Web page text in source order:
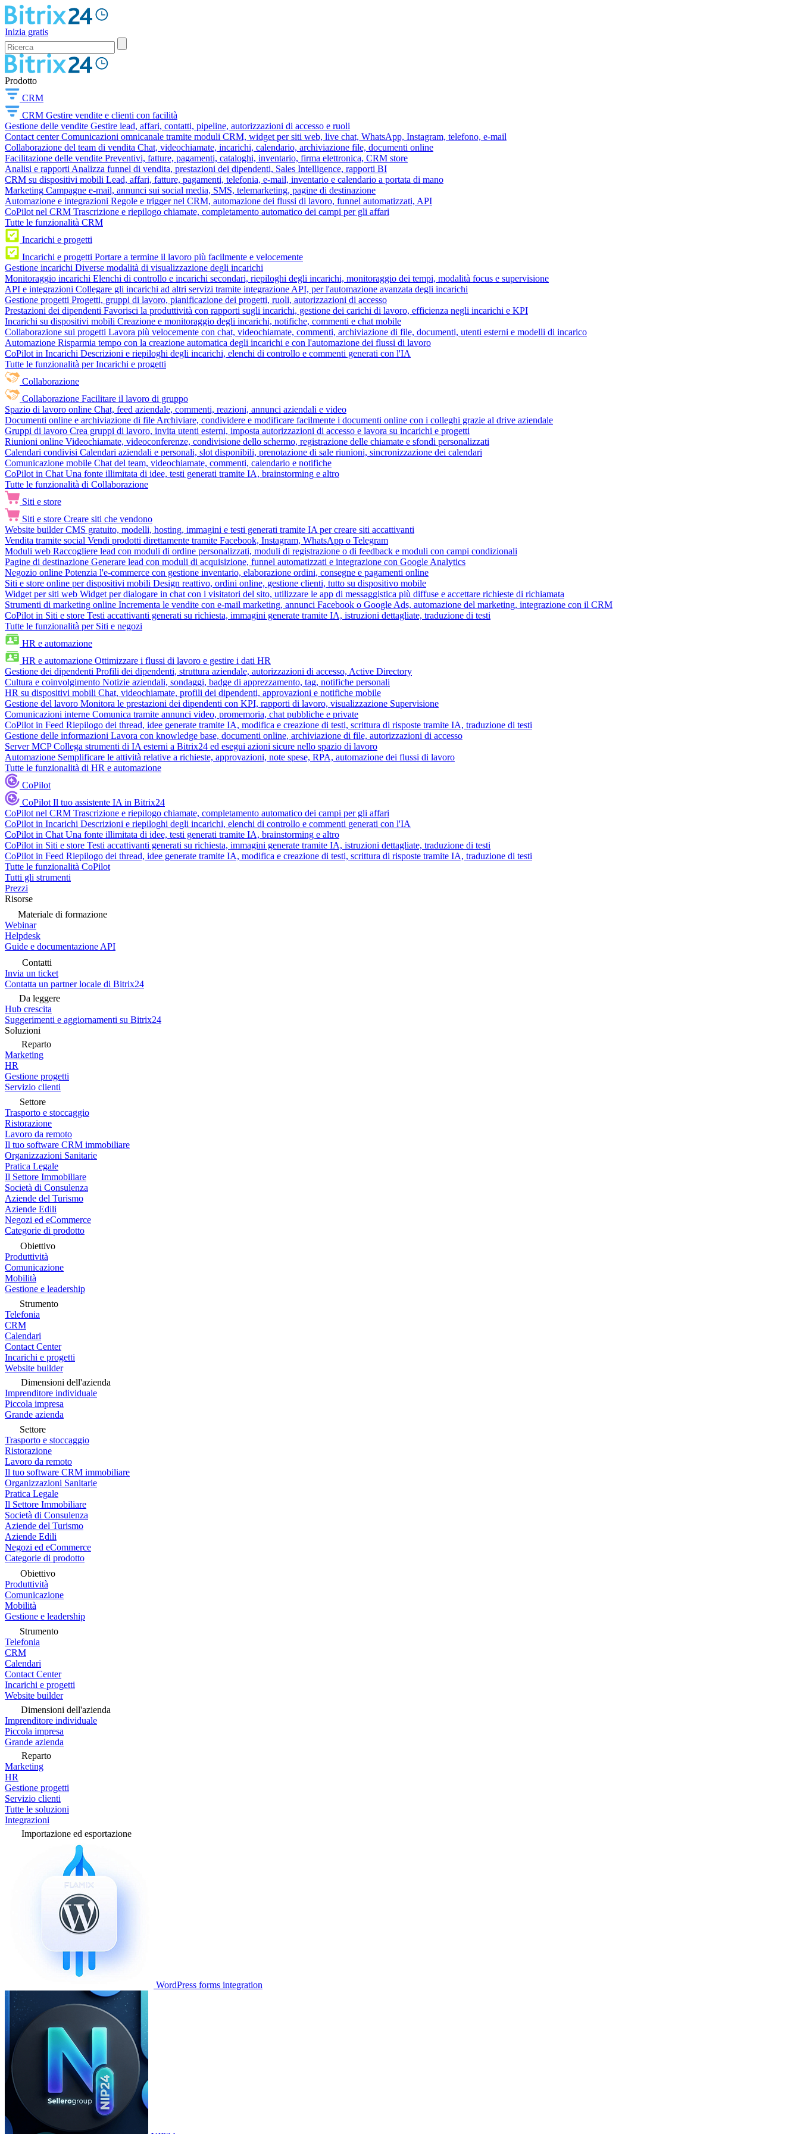
Inizia gratis
Prodotto
CRM
CRM Gestire vendite e clienti con facilità
Gestione delle vendite Gestire lead, affari, contatti, pipeline, autorizzazioni di accesso e ruoli
Contact center Comunicazioni omnicanale tramite moduli CRM, widget per siti web, live chat, WhatsApp, Instagram, telefono, e-mail
Collaborazione del team di vendita Chat, videochiamate, incarichi, calendario, archiviazione file, documenti online
Facilitazione delle vendite Preventivi, fatture, pagamenti, cataloghi, inventario, firma elettronica, CRM store
Analisi e rapporti Analizza funnel di vendita, prestazioni dei dipendenti, Sales Intelligence, rapporti BI
CRM su dispositivi mobili Lead, affari, fatture, pagamenti, telefonia, e-mail, inventario e calendario a portata di mano
Marketing Campagne e-mail, annunci sui social media, SMS, telemarketing, pagine di destinazione
Automazione e integrazioni Regole e trigger nel CRM, automazione dei flussi di lavoro, funnel automatizzati, API
CoPilot nel CRM Trascrizione e riepilogo chiamate, completamento automatico dei campi per gli affari
Tutte le funzionalità CRM
Incarichi e progetti
Incarichi e progetti Portare a termine il lavoro più facilmente e velocemente
Gestione incarichi Diverse modalità di visualizzazione degli incarichi
Monitoraggio incarichi Elenchi di controllo e incarichi secondari, riepiloghi degli incarichi, monitoraggio dei tempi, modalità focus e supervisione
API e integrazioni Collegare gli incarichi ad altri servizi tramite integrazione API, per l'automazione avanzata degli incarichi
Gestione progetti Progetti, gruppi di lavoro, pianificazione dei progetti, ruoli, autorizzazioni di accesso
Prestazioni dei dipendenti Favorisci la produttività con rapporti sugli incarichi, gestione dei carichi di lavoro, efficienza negli incarichi e KPI
Incarichi su dispositivi mobili Creazione e monitoraggio degli incarichi, notifiche, commenti e chat mobile
Collaborazione sui progetti Lavora più velocemente con chat, videochiamate, commenti, archiviazione di file, documenti, utenti esterni e modelli di incarico
Automazione Risparmia tempo con la creazione automatica degli incarichi e con l'automazione dei flussi di lavoro
CoPilot in Incarichi Descrizioni e riepiloghi degli incarichi, elenchi di controllo e commenti generati con l'IA
Tutte le funzionalità per Incarichi e progetti
Collaborazione
Collaborazione Facilitare il lavoro di gruppo
Spazio di lavoro online Chat, feed aziendale, commenti, reazioni, annunci aziendali e video
Documenti online e archiviazione di file Archiviare, condividere e modificare facilmente i documenti online con i colleghi grazie al drive aziendale
Gruppi di lavoro Crea gruppi di lavoro, invita utenti esterni, imposta autorizzazioni di accesso e lavora su incarichi e progetti
Riunioni online Videochiamate, videoconferenze, condivisione dello schermo, registrazione delle chiamate e sfondi personalizzati
Calendari condivisi Calendari aziendali e personali, slot disponibili, prenotazione di sale riunioni, sincronizzazione dei calendari
Comunicazione mobile Chat del team, videochiamate, commenti, calendario e notifiche
CoPilot in Chat Una fonte illimitata di idee, testi generati tramite IA, brainstorming e altro
Tutte le funzionalità di Collaborazione
Siti e store
Siti e store Creare siti che vendono
Website builder CMS gratuito, modelli, hosting, immagini e testi generati tramite IA per creare siti accattivanti
Vendita tramite social Vendi prodotti direttamente tramite Facebook, Instagram, WhatsApp o Telegram
Moduli web Raccogliere lead con moduli di ordine personalizzati, moduli di registrazione o di feedback e moduli con campi condizionali
Pagine di destinazione Generare lead con moduli di acquisizione, funnel automatizzati e integrazione con Google Analytics
Negozio online Potenzia l'e-commerce con gestione inventario, elaborazione ordini, consegne e pagamenti online
Siti e store online per dispositivi mobili Design reattivo, ordini online, gestione clienti, tutto su dispositivo mobile
Widget per siti web Widget per dialogare in chat con i visitatori del sito, utilizzare le app di messaggistica più diffuse e accettare richieste di richiamata
Strumenti di marketing online Incrementa le vendite con e-mail marketing, annunci Facebook o Google Ads, automazione del marketing, integrazione con il CRM
CoPilot in Siti e store Testi accattivanti generati su richiesta, immagini generate tramite IA, istruzioni dettagliate, traduzione di testi
Tutte le funzionalità per Siti e negozi
HR e automazione
HR e automazione Ottimizzare i flussi di lavoro e gestire i dati HR
Gestione dei dipendenti Profili dei dipendenti, struttura aziendale, autorizzazioni di accesso, Active Directory
Cultura e coinvolgimento Notizie aziendali, sondaggi, badge di apprezzamento, tag, notifiche personali
HR su dispositivi mobili Chat, videochiamate, profili dei dipendenti, approvazioni e notifiche mobile
Gestione del lavoro Monitora le prestazioni dei dipendenti con KPI, rapporti di lavoro, visualizzazione Supervisione
Comunicazioni interne Comunica tramite annunci video, promemoria, chat pubbliche e private
CoPilot in Feed Riepilogo dei thread, idee generate tramite IA, modifica e creazione di testi, scrittura di risposte tramite IA, traduzione di testi
Gestione delle informazioni Lavora con knowledge base, documenti online, archiviazione di file, autorizzazioni di accesso
Server MCP Collega strumenti di IA esterni a Bitrix24 ed esegui azioni sicure nello spazio di lavoro
Automazione Semplificare le attività relative a richieste, approvazioni, note spese, RPA, automazione dei flussi di lavoro
Tutte le funzionalità di HR e automazione
CoPilot
CoPilot Il tuo assistente IA in Bitrix24
CoPilot nel CRM Trascrizione e riepilogo chiamate, completamento automatico dei campi per gli affari
CoPilot in Incarichi Descrizioni e riepiloghi degli incarichi, elenchi di controllo e commenti generati con l'IA
CoPilot in Chat Una fonte illimitata di idee, testi generati tramite IA, brainstorming e altro
CoPilot in Siti e store Testi accattivanti generati su richiesta, immagini generate tramite IA, istruzioni dettagliate, traduzione di testi
CoPilot in Feed Riepilogo dei thread, idee generate tramite IA, modifica e creazione di testi, scrittura di risposte tramite IA, traduzione di testi
Tutte le funzionalità CoPilot
Tutti gli strumenti
Prezzi
Risorse
Materiale di formazione
Webinar
Helpdesk
Guide e documentazione API
Contatti
Invia un ticket
Contatta un partner locale di Bitrix24
Da leggere
Hub crescita
Suggerimenti e aggiornamenti su Bitrix24
Soluzioni
Reparto
Marketing
HR
Gestione progetti
Servizio clienti
Settore
Trasporto e stoccaggio
Ristorazione
Lavoro da remoto
Il tuo software CRM immobiliare
Organizzazioni Sanitarie
Pratica Legale
Il Settore Immobiliare
Società di Consulenza
Aziende del Turismo
Aziende Edili
Negozi ed eCommerce
Categorie di prodotto
Obiettivo
Produttività
Comunicazione
Mobilità
Gestione e leadership
Strumento
Telefonia
CRM
Calendari
Contact Center
Incarichi e progetti
Website builder
Dimensioni dell'azienda
Imprenditore individuale
Piccola impresa
Grande azienda
Settore
Trasporto e stoccaggio
Ristorazione
Lavoro da remoto
Il tuo software CRM immobiliare
Organizzazioni Sanitarie
Pratica Legale
Il Settore Immobiliare
Società di Consulenza
Aziende del Turismo
Aziende Edili
Negozi ed eCommerce
Categorie di prodotto
Obiettivo
Produttività
Comunicazione
Mobilità
Gestione e leadership
Strumento
Telefonia
CRM
Calendari
Contact Center
Incarichi e progetti
Website builder
Dimensioni dell'azienda
Imprenditore individuale
Piccola impresa
Grande azienda
Reparto
Marketing
HR
Gestione progetti
Servizio clienti
Tutte le soluzioni
Integrazioni
Importazione ed esportazione
WordPress forms integration